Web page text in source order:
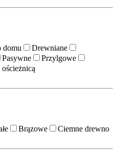
domu
Drewniane
Pasywne
Przylgowe
ościeżnicą
Brązowe Ciemne drewno